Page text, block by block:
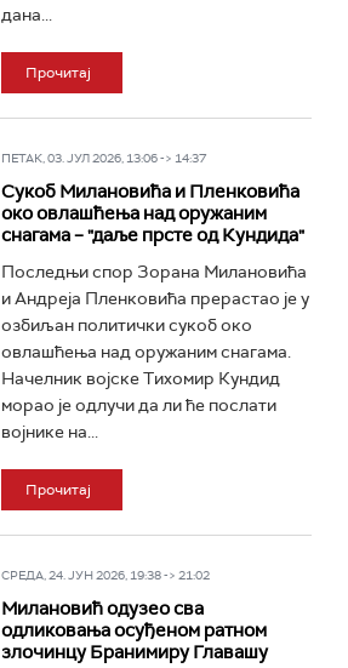
дана...
Прочитај
ПЕТАК, 03. ЈУЛ 2026, 13:06 -> 14:37
Сукоб Милановића и Пленковића
око овлашћења над оружаним
снагама – "даље прсте од Кундида"
Последњи спор Зорана Милановића
и Андреја Пленковића прерастао је у
озбиљан политички сукоб око
овлашћења над оружаним снагама.
Начелник војске Тихомир Кундид
морао је одлучи да ли ће послати
војнике на...
Прочитај
СРЕДА, 24. ЈУН 2026, 19:38 -> 21:02
Милановић одузео сва
одликовања осуђеном ратном
злочинцу Бранимиру Главашу